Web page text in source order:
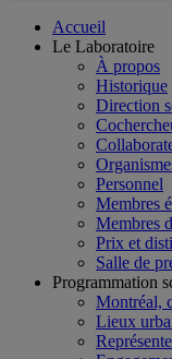
Accueil
Le Laboratoire
À propos
Historique
Direction
Personnel
Membres
Membres
Prix et
Salle de
Programmation
Montréal,
Lieux